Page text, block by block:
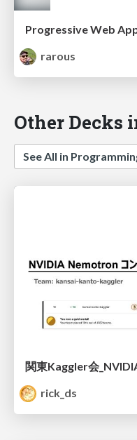
Progressive Web
rarous
Other Decks
See All in
関東Kaggler会
rick_ds